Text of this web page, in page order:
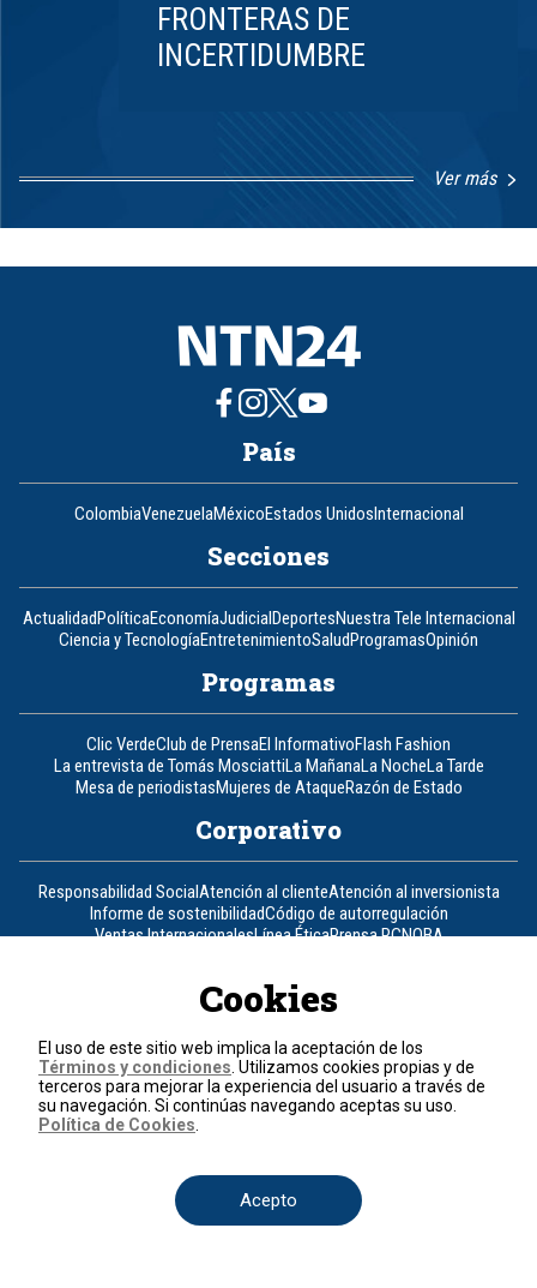
FRONTERAS DE
INCERTIDUMBRE
Ver más
1
8
País
ColombiaVenezuelaMéxicoEstados UnidosInternacional
Secciones
ActualidadPolíticaEconomíaJudicialDeportesNuestra Tele Internacional
Ciencia y TecnologíaEntretenimientoSaludProgramasOpinión
Programas
Clic VerdeClub de PrensaEl InformativoFlash Fashion
La entrevista de Tomás MosciattiLa MañanaLa NocheLa Tarde
Mesa de periodistasMujeres de AtaqueRazón de Estado
Corporativo
Responsabilidad SocialAtención al clienteAtención al inversionista
Informe de sostenibilidadCódigo de autorregulación
Ventas InternacionalesLínea ÉticaPrensa RCNOBA
Visite también
Canal RCNNoticias RCNRCN RadioLa RepúblicaRCN Comerciales
Nuestra Tele InternacionalNovelasFidesTDT
Un producto de RCN Televisión RCN Total
Contáctenos
Teléfono +57 (601) 426 92 92
Cookies
El uso de este sitio web implica la aceptación de los
Términos y condiciones . Utilizamos cookies propias y de
terceros para mejorar la experiencia del usuario a través de
su navegación. Si continúas navegando aceptas su uso.
Política de Cookies
Acepto